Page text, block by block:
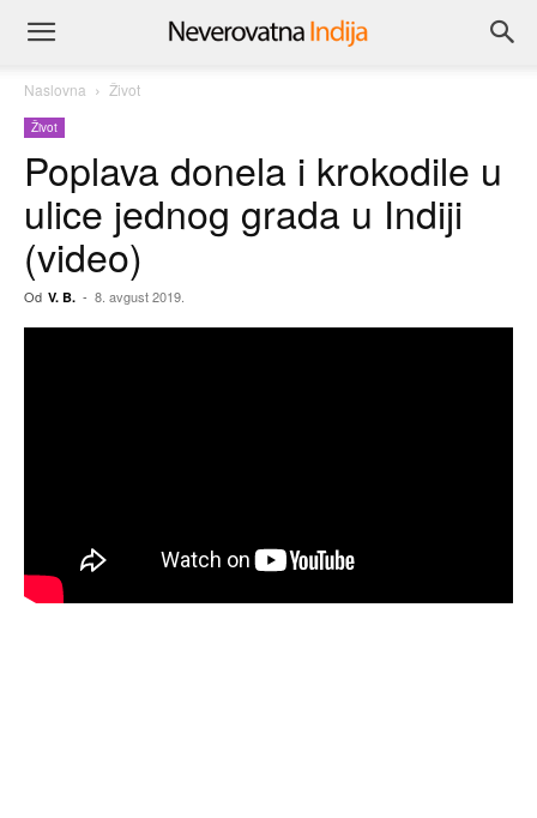
Naslovna Život
Život
Poplava donela i krokodile u
ulice jednog grada u Indiji
(video)
Od V. B. - 8. avgust 2019.